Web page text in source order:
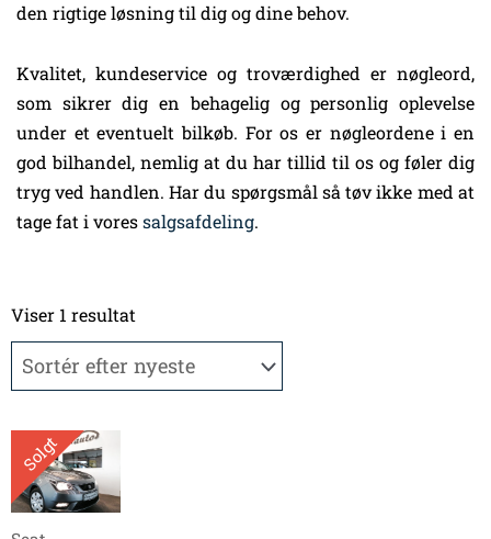
den rigtige løsning til dig og dine behov.
Kvalitet, kundeservice og troværdighed er nøgleord,
som sikrer dig en behagelig og personlig oplevelse
under et eventuelt bilkøb. For os er nøgleordene i en
god bilhandel, nemlig at du har tillid til os og føler dig
tryg ved handlen. Har du spørgsmål så tøv ikke med at
tage fat i voressalgsafdeling.
Viser 1 resultat
Solgt